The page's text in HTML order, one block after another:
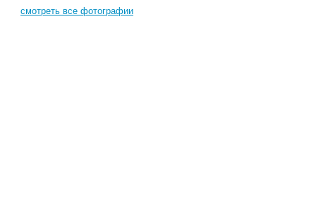
смотреть все фотографии